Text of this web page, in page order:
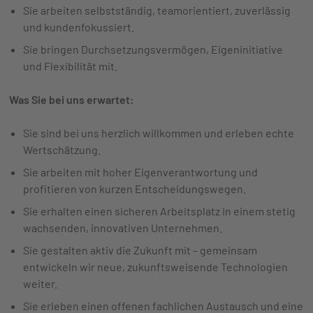
Sie arbeiten selbstständig, teamorientiert, zuverlässig
und kundenfokussiert.
Sie bringen Durchsetzungsvermögen, Eigeninitiative
und Flexibilität mit.
Was Sie bei uns erwartet:
Sie sind bei uns herzlich willkommen und erleben echte
Wertschätzung.
Sie arbeiten mit hoher Eigenverantwortung und
profitieren von kurzen Entscheidungswegen.
Sie erhalten einen sicheren Arbeitsplatz in einem stetig
wachsenden, innovativen Unternehmen.
Sie gestalten aktiv die Zukunft mit – gemeinsam
entwickeln wir neue, zukunftsweisende Technologien
weiter.
Sie erleben einen offenen fachlichen Austausch und eine